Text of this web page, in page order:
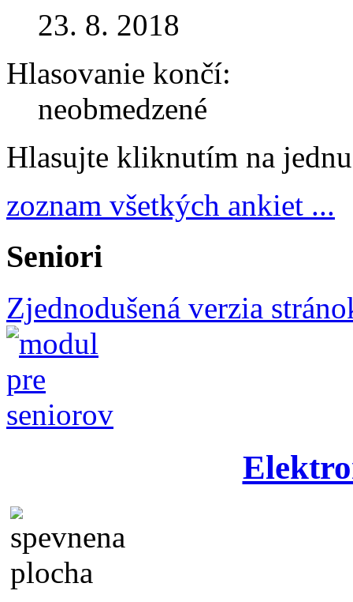
23. 8. 2018
Hlasovanie končí:
neobmedzené
Hlasujte kliknutím na
zoznam všetkých ankiet ...
Seniori
Zjednodušená verzia